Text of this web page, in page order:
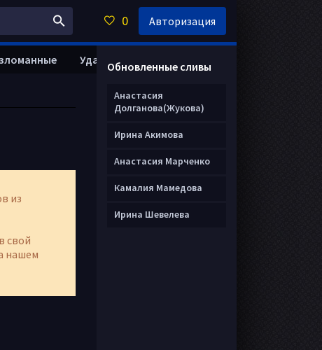
из
свой
нашем
Удалить анкету
Обновленные сливы
Анастасия
Долганова(Жукова)
Ирина Акимова
Анастасия Марченко
Камалия Мамедова
Ирина Шевелева
0 Авторизация